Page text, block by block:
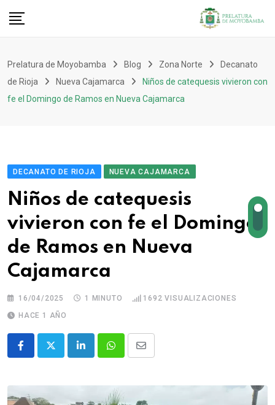
Prelatura de Moyobamba Blog Zona Norte
Decanato
de Rioja
Nueva Cajamarca
Niños de catequesis vivieron con
fe el Domingo de Ramos en Nueva Cajamarca
DECANATO DE RIOJA NUEVA CAJAMARCA
Niños de catequesis
vivieron con fe el Domingo
de Ramos en Nueva
Cajamarca
16/04/2025 1 MINUTO 1692 VISUALIZACIONES
HACE 1 AÑO